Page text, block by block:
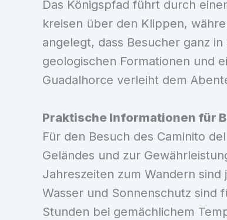
Das Königspfad führt durch
kreisen über den Klippen,
angelegt, dass Besucher ganz
geologischen Formationen und
Guadalhorce verleiht dem
Praktische Informationen für
Für den Besuch des Caminito
Geländes und zur
Jahreszeiten zum Wandern
Wasser und Sonnenschutz sind
Stunden bei gemächlichem